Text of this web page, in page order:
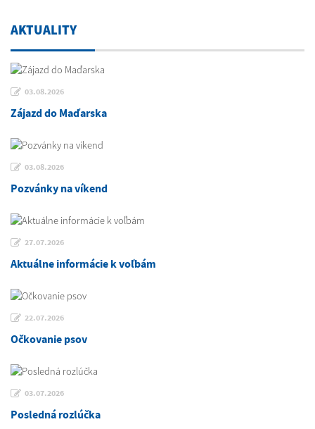
AKTUALITY
03.08.2026
Zájazd do Maďarska
03.08.2026
Pozvánky na víkend
27.07.2026
Aktuálne informácie k voľbám
22.07.2026
Očkovanie psov
03.07.2026
Posledná rozlúčka